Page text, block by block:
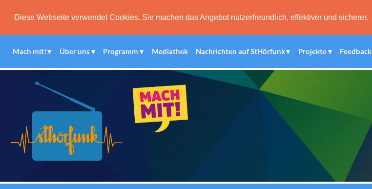
Diese Webseite verwendet Cookies. Sie machen das Angebot nutzerfreundlich, effektiver und sicherer.
Mach mit! Über uns Programm Mediathek Nachrichten auf StHörfunk Projekte Feedback